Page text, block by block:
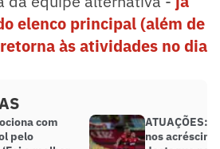
elenco principal (além de
às atividades no dia
com
pelo
ATUAÇÕES:
nos